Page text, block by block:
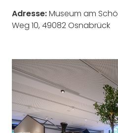
Adresse:Museum am
Weg 10, 49082 Osnabrück